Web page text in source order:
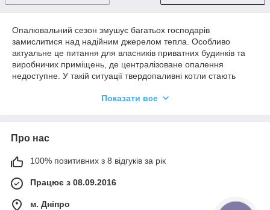
Опалювальний сезон змушує багатьох господарів
замислитися над надійним джерелом тепла. Особливо
актуальне це питання для власників приватних будинків та
виробничих приміщень, де централізоване опалення
недоступне. У такій ситуації твердопаливні котли стають
електрики, а сучасні моделі можуть похвалитися високим ККД
· Якісні матеріали – для виробництва
будинку
матеріали, з високим класом. Наприклад, сталь
використовується жаростійка котлова, марки 9MnSi5, а
високий ступінь теплоізоляції досягнута за рахунок подвійних
стінок і жаростійкого матеріалу між ними.
· Зразковий ККД – від 91 до 93% при номінальній
Показати все
Про нас
100% позитивних з 8 відгуків за рік
Працює з 08.09.2016
м. Дніпро